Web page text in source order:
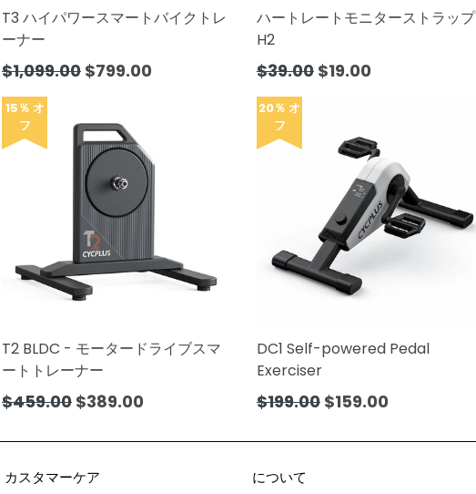
T3 ハイパワースマートバイクトレ
ーナー
通
価
$1,099.00 $799.00
ハートレートモニターストラップ
H2
通
価
$39.00 $19.00
15％ オ
フ
T2 BLDC - モータードライブスマ
ートトレーナー
通
価
$459.00 $389.00
20％ オ
フ
DC1 Self-powered Pedal
Exerciser
通
価
$199.00 $159.00
カスタマーケア
について